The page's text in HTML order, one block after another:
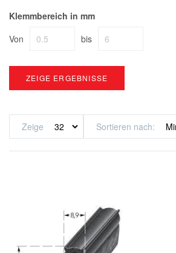
Klemmbereich in mm
Von
bis
ZEIGE ERGEBNISSE
Zeige Sortieren nach